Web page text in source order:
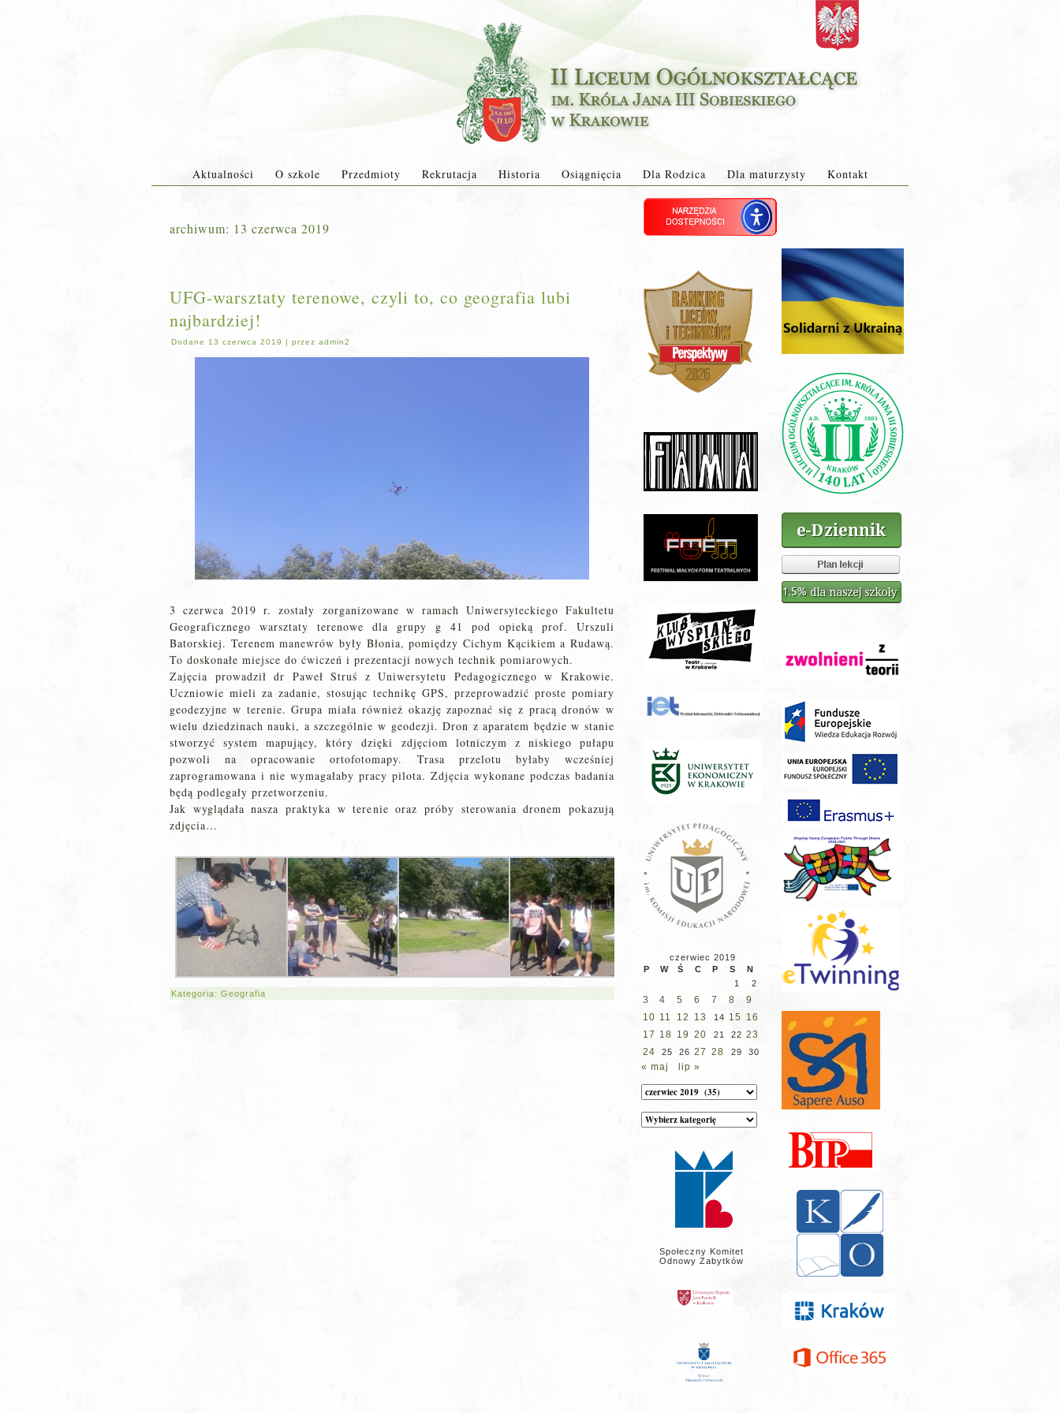
Aktualności O szkole Przedmioty Rekrutacja Historia Osiągnięcia Dla Rodzica Dla maturzysty Kontakt
archiwum: 13 czerwca 2019
UFG-warsztaty terenowe, czyli to, co geografia lubi
najbardziej!
Dodane 13 czerwca 2019 | przez admin2
3 czerwca 2019 r. zostały zorganizowane w ramach Uniwersyteckiego Fakultetu
Geograficznego warsztaty terenowe dla grupy g 41 pod opieką prof. Urszuli
Batorskiej. Terenem manewrów były Błonia, pomiędzy Cichym Kącikiem a Rudawą.
To doskonałe miejsce do ćwiczeń i prezentacji nowych technik pomiarowych.
Zajęcia prowadził dr Paweł Struś z Uniwersytetu Pedagogicznego w Krakowie.
Uczniowie mieli za zadanie, stosując technikę GPS, przeprowadzić proste pomiary
geodezyjne w terenie. Grupa miała również okazję zapoznać się z pracą dronów w
wielu dziedzinach nauki, a szczególnie w geodezji. Dron z aparatem będzie w stanie
stworzyć system mapujący, który dzięki zdjęciom lotniczym z niskiego pułapu
pozwoli na opracowanie ortofotomapy. Trasa przelotu byłaby wcześniej
zaprogramowana i nie wymagałaby pracy pilota. Zdjęcia wykonane podczas badania
będą podlegały przetworzeniu.
Jak wyglądała nasza praktyka w terenie oraz próby sterowania dronem pokazują
zdjęcia…
Kategoria: Geografia
czerwiec 2019
P
W Ś C P S
N
1
2
3 4 5 6 7 8
9
10 11 12 13 14 15 16
17 18 19 20 21 22 23
24
25 26 27 28 29 30
« maj lip »
Archiwum
Kategorie
wpisów
Społeczny Komitet
Odnowy Zabytków